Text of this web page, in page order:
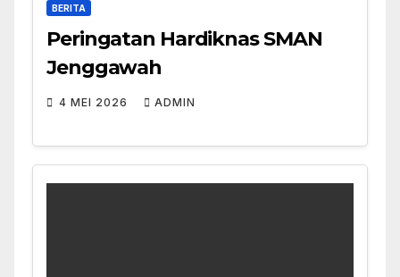
BERITA
Peringatan Hardiknas SMAN
Jenggawah
4 MEI 2026 ADMIN